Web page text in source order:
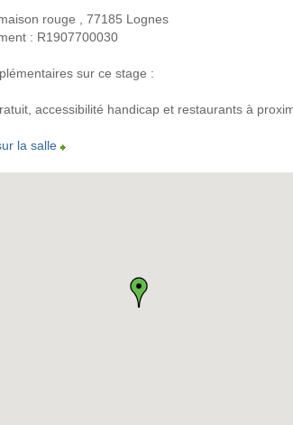
rouge , 77185 Lognes
: R1907700030
sur ce stage :
accessibilité handicap et restaurants à
la salle